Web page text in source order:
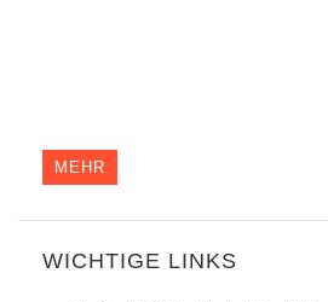
MEHR
WICHTIGE LINKS